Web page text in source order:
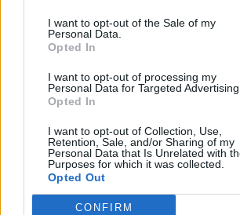
I want to opt-out of the Sale of my
Personal Data.
Opted In
I want to opt-out of processing my
Personal Data for Targeted Advertising.
Opted In
I want to opt-out of Collection, Use,
Retention, Sale, and/or Sharing of my
Personal Data that Is Unrelated with
Purposes for which it was collected.
Opted Out
CONFIRM
fossi un tifoso del Liverpool o
un grosso problema per me.”
Anno di Fondazione:1886 come Dial Square
Emirates Stadium (60.338)
Londra